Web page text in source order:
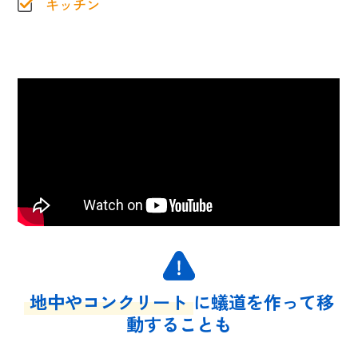
キッチン
地中やコンクリート に蟻道を作って移
動することも